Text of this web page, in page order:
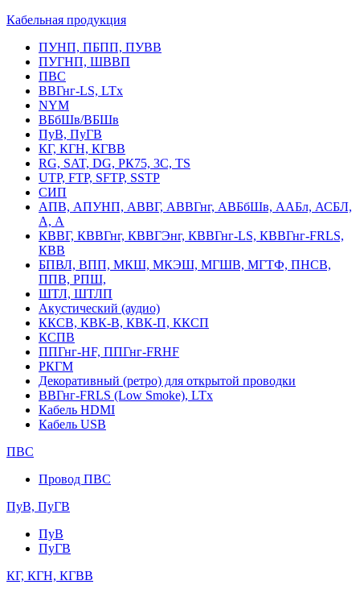
Кабельная продукция
ПУНП, ПБПП, ПУВВ
ПУГНП, ШВВП
ПВС
ВВГнг-LS, LTx
NYM
ВБбШв/ВБШв
ПуВ, ПуГВ
КГ, КГН, КГВВ
RG, SAT, DG, РК75, 3С, TS
UTP, FTP, SFTP, SSTP
СИП
АПВ, АПУНП, АВВГ, АВВГнг, АВБбШв, ААБл, АСБЛ,
А, А
КВВГ, КВВГнг, КВВГЭнг, КВВГнг-LS, КВВГнг-FRLS,
КВВ
БПВЛ, ВПП, МКШ, МКЭШ, МГШВ, МГТФ, ПНСВ,
ППВ, РПШ,
ШТЛ, ШТЛП
Акустический (аудио)
ККСВ, КВК-В, КВК-П, ККСП
КСПВ
ППГнг-HF, ППГнг-FRHF
РКГМ
Декоративный (ретро) для открытой проводки
ВВГнг-FRLS (Low Smoke), LTx
Кабель HDMI
Кабель USB
ПВС
Провод ПВС
ПуВ, ПуГВ
ПуВ
ПуГВ
КГ, КГН, КГВВ